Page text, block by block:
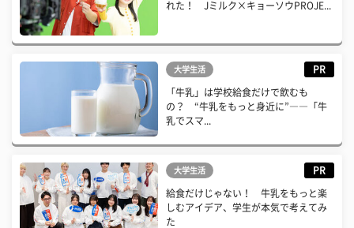
れた！ Jミルク×キョーソウPROJE...
大学生活 PR
「牛乳」は学校給食だけで飲むも
の？ “牛乳をもっと身近に”――「牛
乳でスマ...
大学生活 PR
給食だけじゃない！ 牛乳をもっと楽
しむアイデア、学生が本気で考えてみ
た